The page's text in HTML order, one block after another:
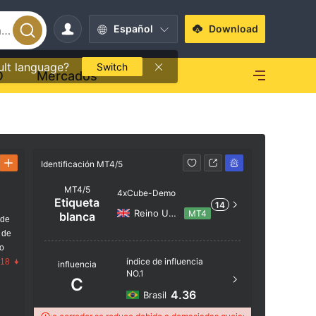
Español
language? Switch
Download
Mercados
Identificación MT4/5
MT4/5
Etiqueta
blanca
4xCube-Demo
Reino Unido MT4
14
influencia
C
índice de influencia
NO.1
Brasil 4.36